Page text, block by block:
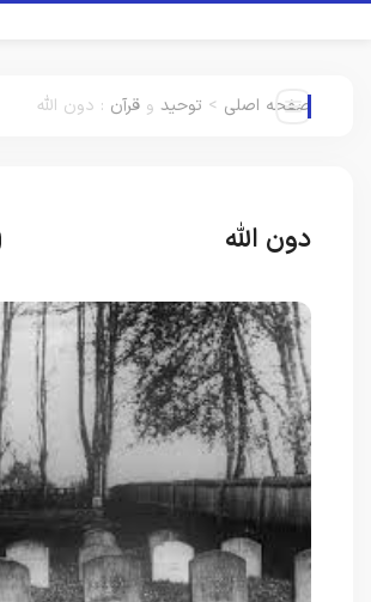
صفحه اصلی > توحید و قرآن : دون الله
دون الله